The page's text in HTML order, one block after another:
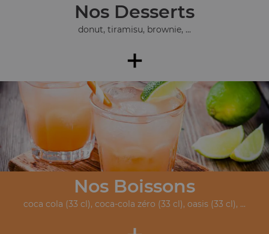
Nos Desserts
donut, tiramisu, brownie, ...
+
Nos Boissons
coca cola (33 cl), coca-cola zéro (33 cl), oasis (33 cl), ...